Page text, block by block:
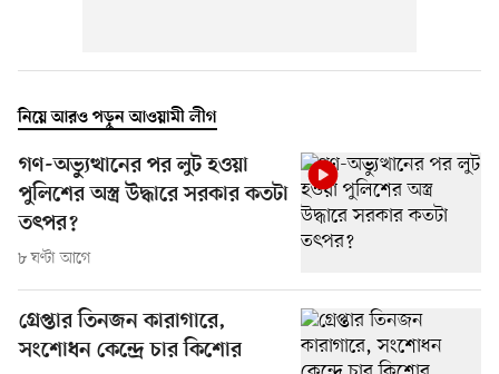
নিয়ে আরও পড়ুন আওয়ামী লীগ
গণ-অভ্যুত্থানের পর লুট হওয়া
পুলিশের অস্ত্র উদ্ধারে সরকার কতটা
তৎপর?
৮ ঘণ্টা আগে
গ্রেপ্তার তিনজন কারাগারে,
সংশোধন কেন্দ্রে চার কিশোর